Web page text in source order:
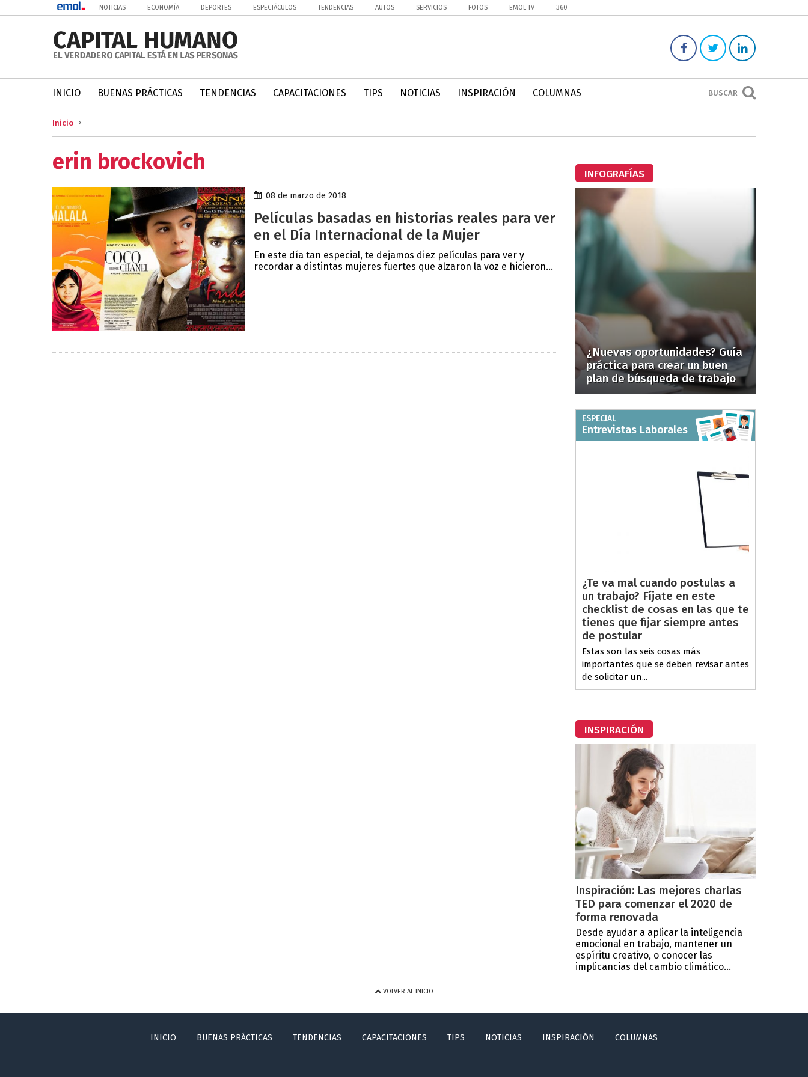
NOTICIAS ECONOMÍA DEPORTES ESPECTÁCULOS TENDENCIAS AUTOS SERVICIOS FOTOS EMOL TV 360
BUSCAR
INICIO BUENAS PRÁCTICAS TENDENCIAS CAPACITACIONES TIPS NOTICIAS INSPIRACIÓN COLUMNAS
Inicio
erin brockovich
08 de marzo de 2018
Películas basadas en historias reales para ver
en el Día Internacional de la Mujer
En este día tan especial, te dejamos diez películas para ver y
recordar a distintas mujeres fuertes que alzaron la voz e hicieron...
INFOGRAFÍAS
¿Nuevas oportunidades? Guía
práctica para crear un buen
plan de búsqueda de trabajo
ESPECIAL
Entrevistas Laborales
¿Te va mal cuando postulas a
un trabajo? Fíjate en este
checklist de cosas en las que te
tienes que fijar siempre antes
de postular
Estas son las seis cosas más
importantes que se deben revisar antes
de solicitar un...
INSPIRACIÓN
Inspiración: Las mejores charlas
TED para comenzar el 2020 de
forma renovada
Desde ayudar a aplicar la inteligencia
emocional en trabajo, mantener un
espíritu creativo, o conocer las
implicancias del cambio climático...
VOLVER AL INICIO
INICIO BUENAS PRÁCTICAS TENDENCIAS CAPACITACIONES TIPS NOTICIAS INSPIRACIÓN COLUMNAS